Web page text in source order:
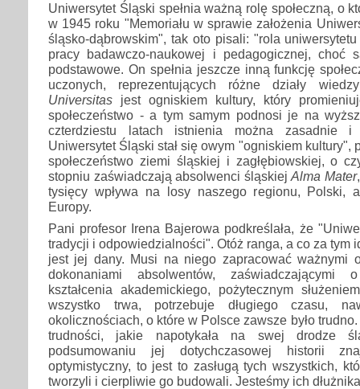
Uniwersytet Śląski spełnia ważną rolę społeczną, o
w 1945 roku "Memoriału w sprawie założenia
śląsko-dąbrowskim", tak oto pisali: "rola
pracy badawczo-naukowej i pedagogicznej, choć
podstawowe. On spełnia jeszcze inną funkcję
uczonych, reprezentujących różne działy
Universitas jest ogniskiem kultury, który
społeczeństwo - a tym samym podnosi je na
czterdziestu latach istnienia można zasadnie i
Uniwersytet Śląski stał się owym "ogniskiem kultury",
społeczeństwo ziemi śląskiej i zagłębiowskiej, o
stopniu zaświadczają absolwenci śląskiejAlma Mater
tysięcy wpływa na losy naszego regionu, Polski,
Europy.
Pani profesor Irena Bajerowa podkreślała, że
tradycji i odpowiedzialności". Otóż ranga, a co za tym
jest jej dany. Musi na niego zapracować ważnymi
dokonaniami absolwentów, zaświadczającymi
kształcenia akademickiego, pożytecznym
wszystko trwa, potrzebuje długiego czasu,
okolicznościach, o które w Polsce zawsze było
trudności, jakie napotykała na swej drodze
podsumowaniu jej dotychczasowej historii
optymistyczny, to jest to zasługą tych wszystkich,
tworzyli i cierpliwie go budowali. Jesteśmy ich